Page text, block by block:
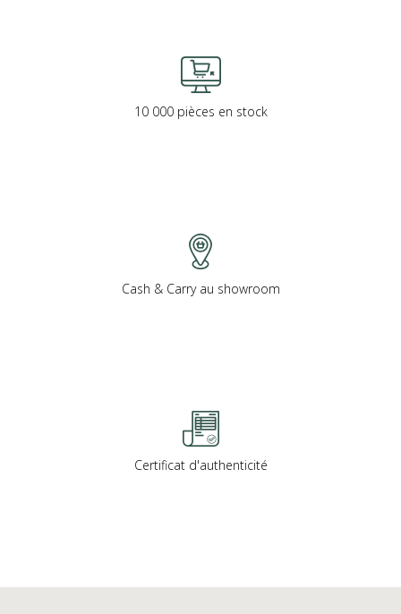
10 000 pièces en stock
Cash & Carry au showroom
Certificat d'authenticité